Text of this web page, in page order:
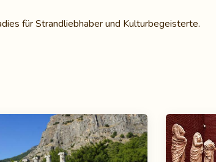
für Strandliebhaber und Kulturbegeisterte.